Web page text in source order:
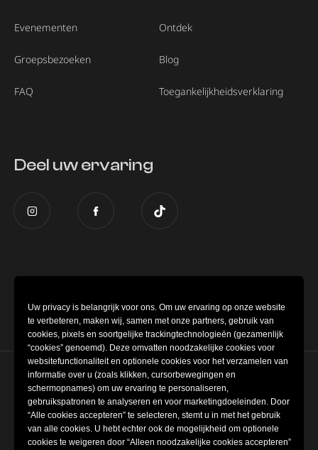
Evenementen
Groepsbezoeken
FAQ
Ontdek
Blog
Toegankelijkheidsverklaring
Deel uw ervaring
group.
Cookie-instellingen
Algemene voorwaarden
Uw privacy is belangrijk voor ons. Om uw ervaring op onze website
te verbeteren, maken wij, samen met onze partners, gebruik van
cookies, pixels en soortgelijke trackingtechnologieën (gezamenlijk
“cookies” genoemd). Deze omvatten noodzakelijke cookies voor
websitefunctionaliteit en optionele cookies voor het verzamelen van
informatie over u (zoals klikken, cursorbewegingen en
schermopnames) om uw ervaring te personaliseren,
gebruikspatronen te analyseren en voor marketingdoeleinden. Door
“Alle cookies accepteren” te selecteren, stemt u in met het gebruik
van alle cookies. U hebt echter ook de mogelijkheid om optionele
cookies te weigeren door “Alleen noodzakelijke cookies accepteren”